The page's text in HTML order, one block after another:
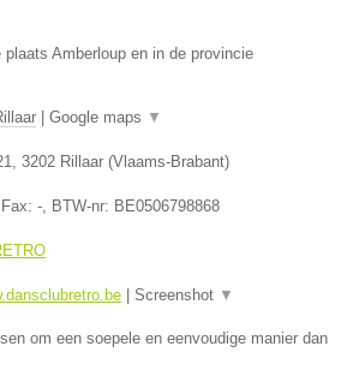
plaats Amberloup en in de provincie
Google maps ▼
3202 Rillaar (Vlaams-Brabant)
, Fax: - , BTW-nr: BE0506798868
Screenshot ▼
om een soepele en eenvoudige manier dan